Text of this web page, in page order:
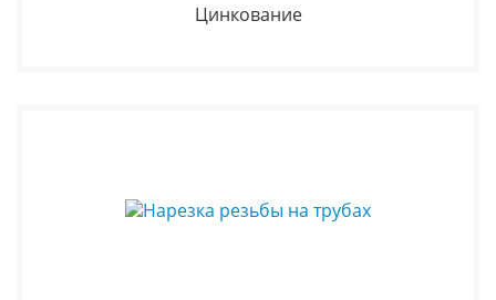
Цинкование